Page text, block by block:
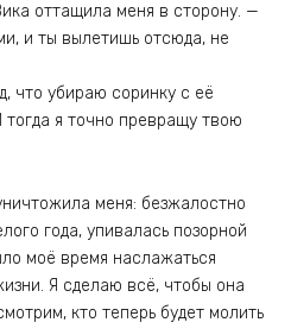
оттащила меня в сторону. —
и ты вылетишь отсюда, не
что убираю соринку с её
я точно превращу твою
меня: безжалостно
года, упивалась позорной
моё время наслажаться
Я сделаю всё, чтобы она
кто теперь будет молить